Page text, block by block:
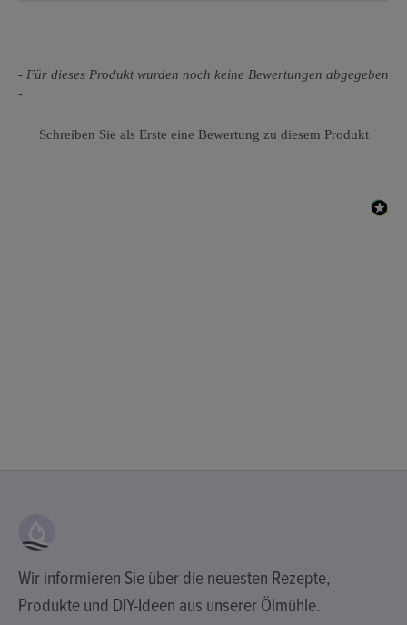
- Für dieses Produkt wurden noch keine Bewertungen abgegeben
-
Schreiben Sie als Erste eine Bewertung zu diesem Produkt
New content loaded
Wir informieren Sie über die neuesten Rezepte,
Produkte und DIY-Ideen aus unserer Ölmühle.